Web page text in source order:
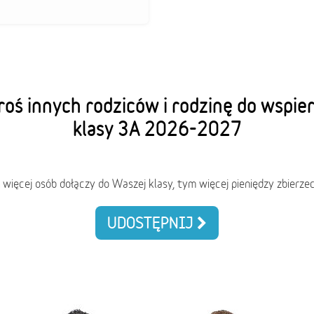
innych rodziców i rodzinę do
klasy 3A 2026-2027
więcej osób dołączy do Waszej klasy, tym więcej pieniędzy
UDOSTĘPNIJ